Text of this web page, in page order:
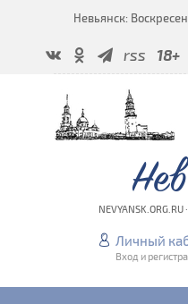
Невьянск:
rss 18+
NEVYANSK.ORG.RU
Личный
Вход и